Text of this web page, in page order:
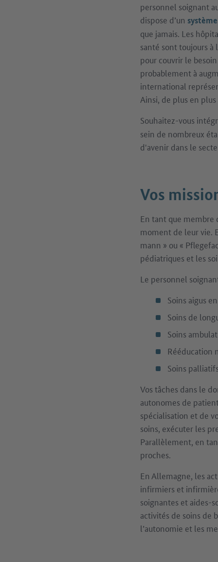
personnel soignant
dispose d’un
que jamais. Les
santé sont toujours
pour couvrir le
probablement à
international
Ainsi, de plus en
Souhaitez-vous
sein de nombreux
d'avenir dans le
Vos
En tant que membre
moment de leur vie.
mann » ou «
pédiatriques et les
Le personnel
Soins aigus
Soins de
Soins
Rééducation
Soins
Vos tâches dans le
autonomes de
spécialisation et de
soins, exécuter les
Parallèlement, en
proches.
En Allemagne, les
infirmiers et
soignantes et aides-
activités de soins de
l’autonomie et les